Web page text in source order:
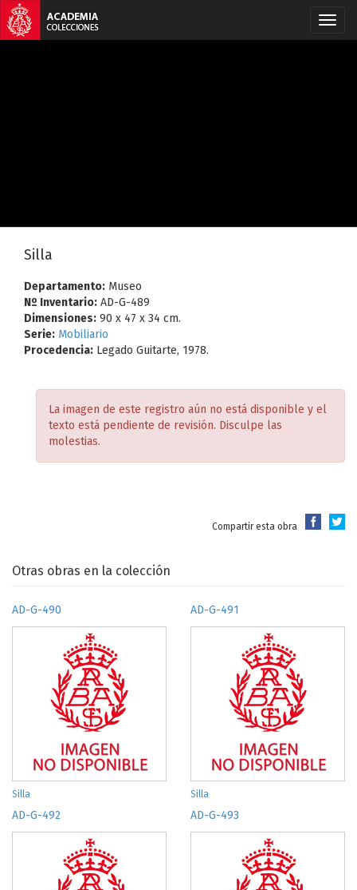
Silla
Departamento: Museo
Nº Inventario: AD-G-489
Dimensiones: 90 x 47 x 34 cm.
Serie: Mobiliario
Procedencia: Legado Guitarte, 1978.
La imagen de este registro aún no está disponible y el
texto está pendiente de revisión. Disculpe las
molestias.
Compartir esta obra
Otras obras en la colección
AD-G-490
Silla
AD-G-491
Silla
AD-G-492 AD-G-493